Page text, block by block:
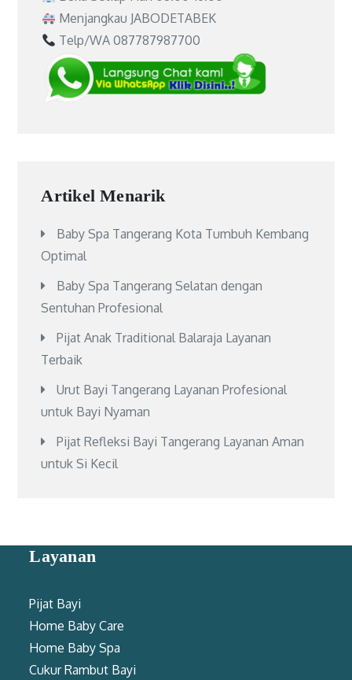
Menjangkau JABODETABEK
Telp/WA 087787987700
Artikel Menarik
Baby Spa Tangerang Kota Tumbuh Kembang
Optimal
Baby Spa Tangerang Selatan dengan
Sentuhan Profesional
Pijat Anak Traditional Balaraja Layanan
Terbaik
Urut Bayi Tangerang Layanan Profesional
untuk Bayi Nyaman
Pijat Refleksi Bayi Tangerang Layanan Aman
untuk Si Kecil
Layanan
Pijat Bayi
Home Baby Care
Home Baby Spa
Cukur Rambut Bayi